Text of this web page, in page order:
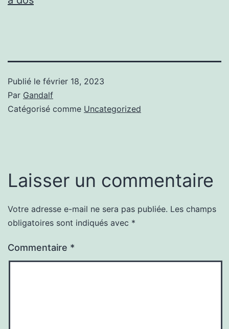
Publié le février 18, 2023
Par Gandalf
Catégorisé comme Uncategorized
Laisser un commentaire
Votre adresse e-mail ne sera pas publiée. Les champs
obligatoires sont indiqués avec *
Commentaire *